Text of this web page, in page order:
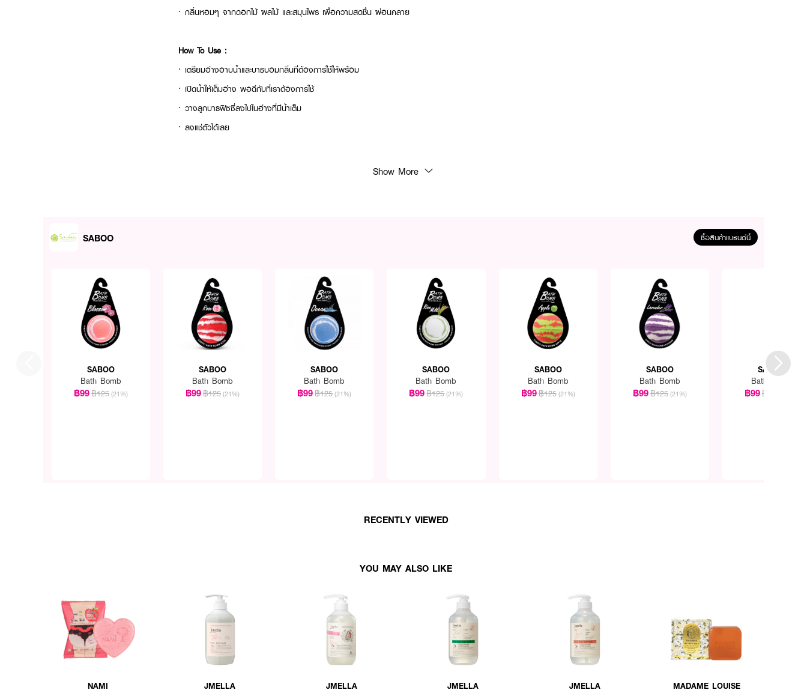
· กลิ่นหอมๆ จากดอกไม้ ผลไม้ และสมุนไพร เพื่อความสดชื่น ผ่อนคลาย
How To Use :
· เตรียมอ่างอาบน้ำและบาธบอมกลิ่นที่ต้องการใช้ให้พร้อม
· เปิดน้ำให้เต็มอ่าง พอดีกับที่เราต้องการใช้
· วางลูกบาธฟิซซี่ลงไปในอ่างที่มีน้ำเต็ม
· ลงแช่ตัวได้เลย
Show More
SABOO ซื้อสินค้าแบรนด์นี้
SABOO
Bath Bomb
฿99฿125 (21%)
SABOO
Bath Bomb
฿99฿125 (21%)
SABOO
Bath Bomb
฿99฿125 (21%)
SABOO
Bath Bomb
฿99฿125 (21%)
SABOO
Bath Bomb
฿99฿125 (21%)
SABOO
Bath Bomb
฿99฿125 (21%)
SABOO
Bath Bomb
฿99฿125
RECENTLY VIEWED
YOU MAY ALSO LIKE
NAMI JMELLA JMELLA JMELLA JMELLA MADAME LOUISE